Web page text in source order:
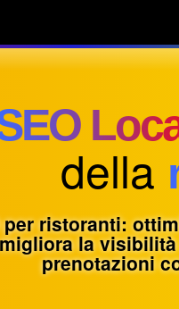
della
per ristoranti:
migliora la
prenotazioni